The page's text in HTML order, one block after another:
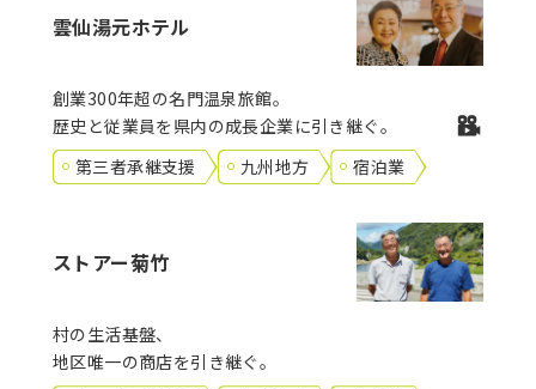
雲仙湯元ホテル
創業300年超の名門温泉旅館。
歴史と従業員を県内の成長企業に引き継ぐ。
第三者承継支援
九州地方 宿泊業
ストアー菊竹
村の生活基盤、
地区唯一の商店を引き継ぐ。